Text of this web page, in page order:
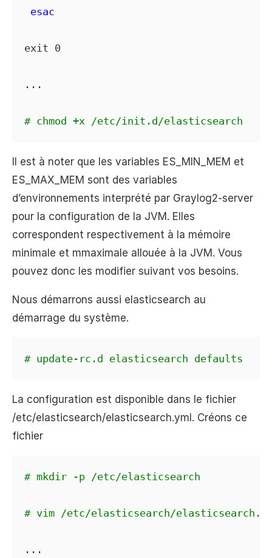
esac
exit 0
...
# chmod +x /etc/init.d/elasticsearch
Il est à noter que les variables ES_MIN_MEM et
ES_MAX_MEM sont des variables
d’environnements interprété par Graylog2-server
pour la configuration de la JVM. Elles
correspondent respectivement à la mémoire
minimale et mmaximale allouée à la JVM. Vous
pouvez donc les modifier suivant vos besoins.
Nous démarrons aussi elasticsearch au
démarrage du système.
# update-rc.d elasticsearch defaults
La configuration est disponible dans le fichier
/etc/elasticsearch/elasticsearch.yml. Créons ce
fichier
# mkdir -p /etc/elasticsearch
# vim /etc/elasticsearch/
...